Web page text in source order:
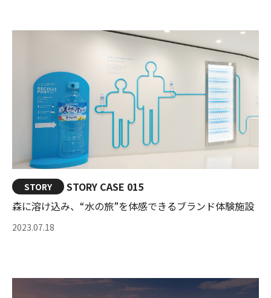
STORY
STORY CASE 015
森に溶け込み、“水の旅”を体感できるブランド体験施設
2023.07.18